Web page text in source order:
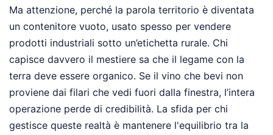
Ma attenzione, perché la parola territorio è diventata
un contenitore vuoto, usato spesso per vendere
prodotti industriali sotto un’etichetta rurale. Chi
capisce davvero il mestiere sa che il legame con la
terra deve essere organico. Se il vino che bevi non
proviene dai filari che vedi fuori dalla finestra, l’intera
operazione perde di credibilità. La sfida per chi
gestisce queste realtà è mantenere l'equilibrio tra la